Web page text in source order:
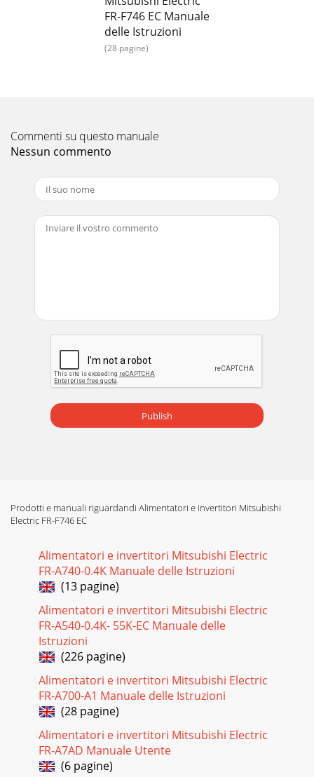
FR-F746 EC Manuale
delle Istruzioni
(28 pagine)
Commenti su questo manuale
Nessun commento
Publish
Prodotti e manuali riguardandi Alimentatori e invertitori Mitsubishi
Electric FR-F746 EC
Alimentatori e invertitori Mitsubishi Electric
FR-A740-0.4K Manuale delle Istruzioni
(13 pagine)
Alimentatori e invertitori Mitsubishi Electric
FR-A540-0.4K- 55K-EC Manuale delle
Istruzioni
(226 pagine)
Alimentatori e invertitori Mitsubishi Electric
FR-A700-A1 Manuale delle Istruzioni
(28 pagine)
Alimentatori e invertitori Mitsubishi Electric
FR-A7AD Manuale Utente
(6 pagine)